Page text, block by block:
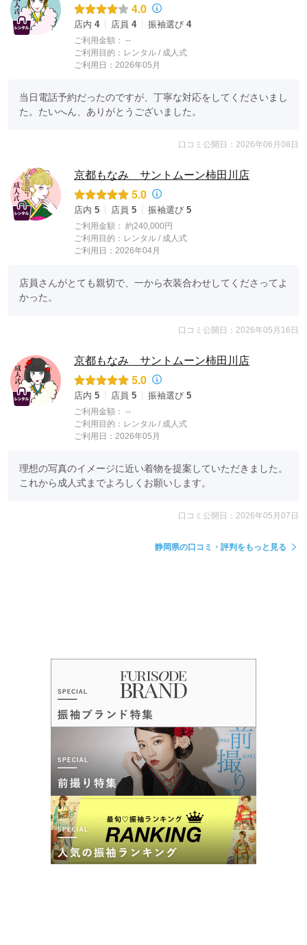
4.0
店内 4 店員 4 振袖選び 4
ご利用金額： --
ご利用目的： レンタル / 成人式
ご利用日：2026年05月
当日電話予約だったのですが、丁寧な対応をしてくださいまし
た。たいへん、ありがとうございました。
口コミ公開日：2026年06月08日
京都もなみ サントムーン柿田川店
5.0
店内 5 店員 5 振袖選び 5
ご利用金額： 約240,000円
ご利用目的： レンタル / 成人式
ご利用日：2026年04月
店員さんがとても親切で、一から衣装合わせしてくださってよ
かった。
口コミ公開日：2026年05月16日
京都もなみ サントムーン柿田川店
5.0
店内 5 店員 5 振袖選び 5
ご利用金額： --
ご利用目的： レンタル / 成人式
ご利用日：2026年05月
理想の写真のイメージに近い着物を提案していただきました。
これから成人式までよろしくお願いします。
口コミ公開日：2026年05月07日
静岡県の口コミ・評判をもっと見る